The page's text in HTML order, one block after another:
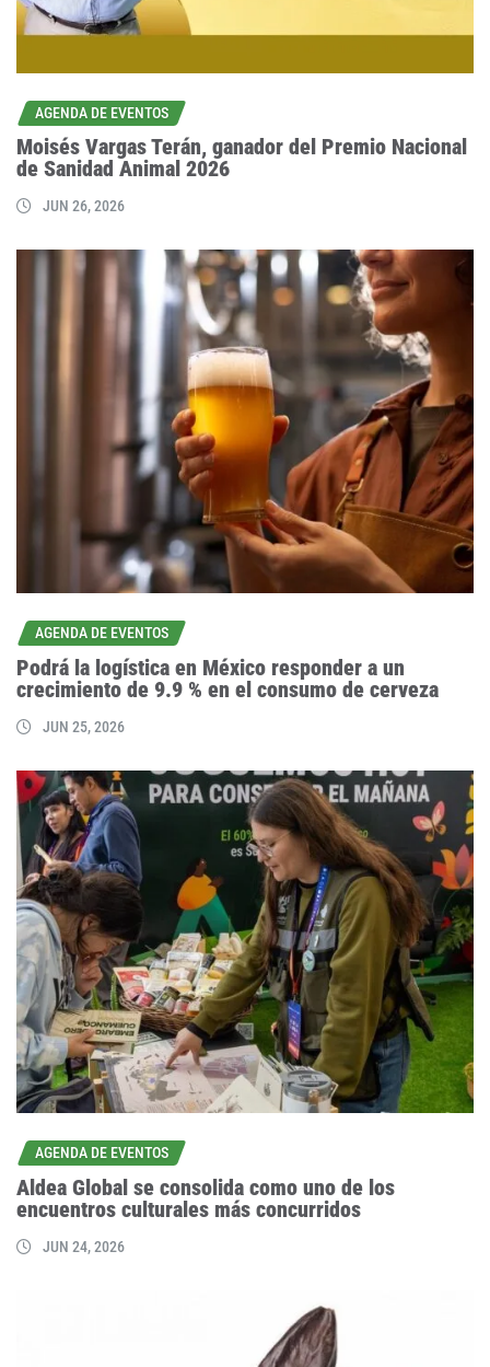
AGENDA DE EVENTOS
Moisés Vargas Terán, ganador del Premio Nacional
de Sanidad Animal 2026
JUN 26, 2026
AGENDA DE EVENTOS
Podrá la logística en México responder a un
crecimiento de 9.9 % en el consumo de cerveza
JUN 25, 2026
AGENDA DE EVENTOS
Aldea Global se consolida como uno de los
encuentros culturales más concurridos
JUN 24, 2026